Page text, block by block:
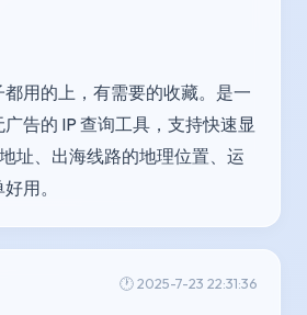
用的上，有需要的收藏。是一
告的 IP 查询工具，支持快速显
址、出海线路的地理位置、运
用。
🕐 2025-7-23 22:31:36